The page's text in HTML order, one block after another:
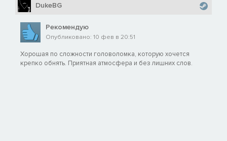
DukeBG
Рекомендую
Опубликовано: 10 фев в 20:51
Хорошая по сложности головоломка, которую хочется
крепко обнять. Приятная атмосфера и без лишних слов.